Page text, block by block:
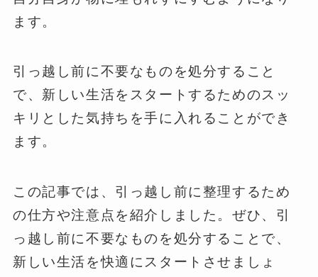
ます。
引っ越し前に不要なものを処分すること
で、新しい生活をスタートするためのスッ
キリとした気持ちを手に入れることができ
ます。
この記事では、引っ越し前に整理するため
の仕方や注意点を紹介しました。ぜひ、引
っ越し前に不要なものを処分することで、
新しい生活を快適にスタートさせましょ